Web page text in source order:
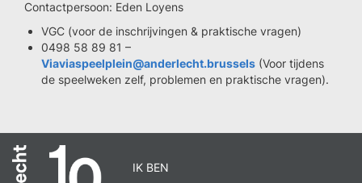
Contactpersoon: Eden Loyens
VGC (voor de inschrijvingen & praktische vragen)
0498 58 89 81 –
Viaviaspeelplein@anderlecht.brussels (Voor tijdens
de speelweken zelf, problemen en praktische vragen).
IK BEN